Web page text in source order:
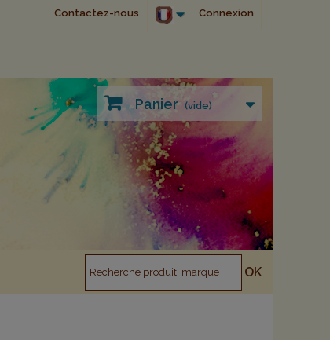
Connexion
Contactez-nous
Panier (vide)